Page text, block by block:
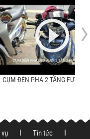
VIDEO XI NHAN MOTOGADGET
Tin tức